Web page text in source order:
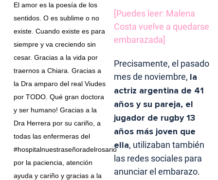
El amor es la poesía de los
sentidos. O es sublime o no
existe. Cuando existe es para
siempre y va creciendo sin
cesar. Gracias a la vida por
traernos a Chiara. Gracias a
la Dra amparo del real Viudes
por TODO. Qué gran doctora
y ser humano! Gracias a la
Dra Herrera por su cariño, a
todas las enfermeras del
#hospitalnuestraseñoradelrosario
por la paciencia, atención
ayuda y cariño y gracias a la
[Puedes leer: Malena
Costa vuelve a quedarse
embarazada]
Precisamente, el pasado
mes de noviembre, la
actriz argentina de 41
años y su pareja, el
jugador de rugby 13
años más joven que
ella, utilizaban también
las redes sociales para
anunciar el embarazo.